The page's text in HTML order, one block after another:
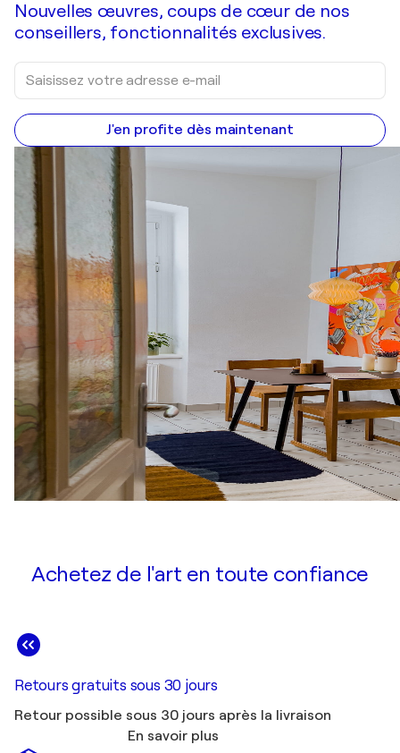
Nouvelles œuvres, coups de cœur de nos
conseillers, fonctionnalités exclusives.
J'en profite dès maintenant
Achetez de l'art en toute confiance
Retours gratuits sous 30 jours
Retour possible sous 30 jours après la livraison
En savoir plus